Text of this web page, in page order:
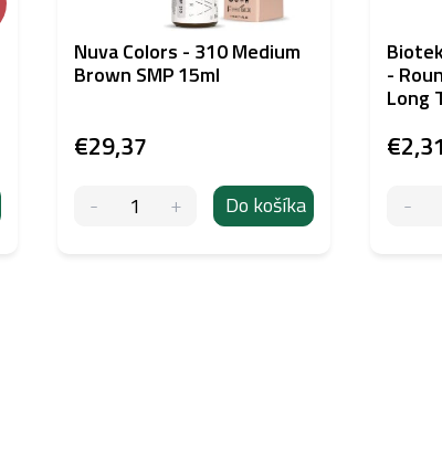
Nuva Colors - 310 Medium
Brown SMP 15ml
€29,37
Do košíka
-
Long
€2,31